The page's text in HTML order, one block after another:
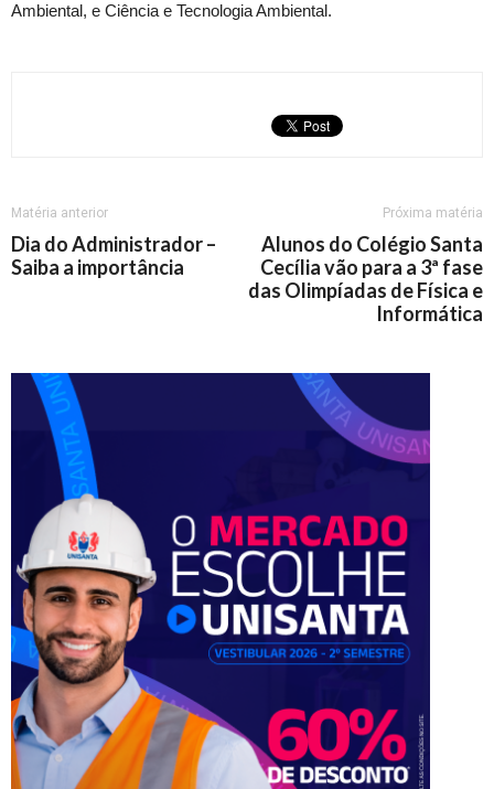
Ambiental, e Ciência e Tecnologia Ambiental.
Matéria anterior
Dia do Administrador –
Saiba a importância
Próxima matéria
Alunos do Colégio Santa
Cecília vão para a 3ª fase
das Olimpíadas de Física e
Informática